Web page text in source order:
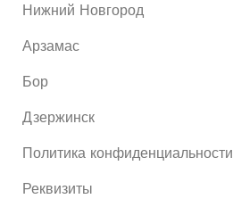
Нижний Новгород
Арзамас
Бор
Дзержинск
Политика конфиденциальности
Реквизиты